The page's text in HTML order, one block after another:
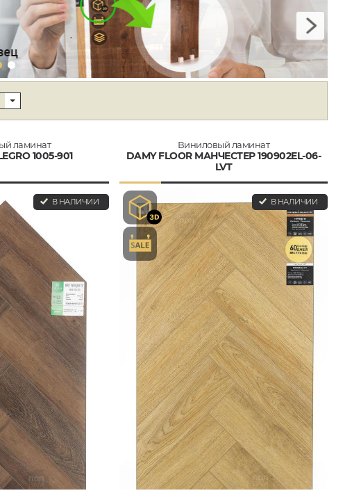
ламинат
1005-901
В НАЛИЧИИ
Виниловый ламинат
DAMY FLOOR МАНЧЕСТЕР 190902EL-06-
LVT
В НАЛИЧИИ